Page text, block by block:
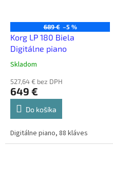
689 € –5 %
Korg LP 180 Biela
Digitálne piano
Skladom
527,64 € bez DPH
649 €
Do košíka
Digitálne piano, 88 kláves